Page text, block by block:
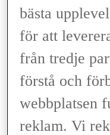
0 kr i trafiksjälvrisk.
Ingen självrisk vid
vagnskadegaranti.
bästa
för att
från tredje
förstå och
webbplatsen
reklam. Vi